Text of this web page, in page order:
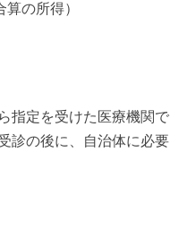
の所得）
指定を受けた医療機関で
診の後に、自治体に必要